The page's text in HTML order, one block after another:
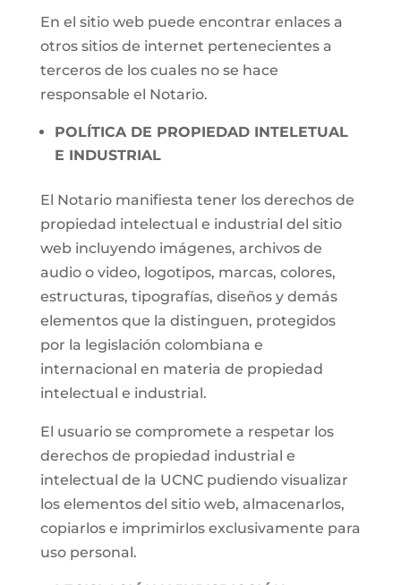
En el sitio web puede encontrar enlaces a
otros sitios de internet pertenecientes a
terceros de los cuales no se hace
responsable el Notario.
POLÍTICA DE PROPIEDAD INTELETUAL
E INDUSTRIAL
El Notario manifiesta tener los derechos de
propiedad intelectual e industrial del sitio
web incluyendo imágenes, archivos de
audio o video, logotipos, marcas, colores,
estructuras, tipografías, diseños y demás
elementos que la distinguen, protegidos
por la legislación colombiana e
internacional en materia de propiedad
intelectual e industrial.
El usuario se compromete a respetar los
derechos de propiedad industrial e
intelectual de la UCNC pudiendo visualizar
los elementos del sitio web, almacenarlos,
copiarlos e imprimirlos exclusivamente para
uso personal.